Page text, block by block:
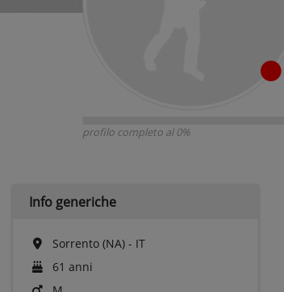
profilo completo al 0%
Info generiche
Sorrento (NA) - IT
61 anni